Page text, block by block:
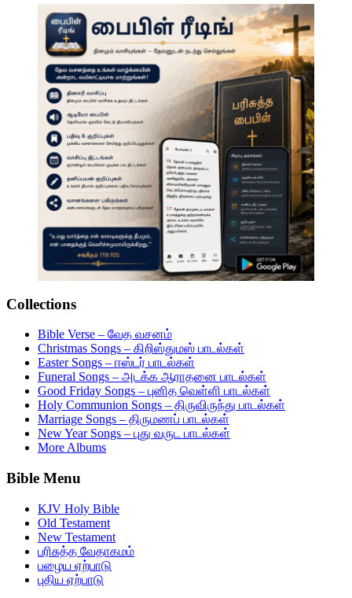
Collections
Bible Verse – வேத வசனம்
Christmas Songs – கிறிஸ்துமஸ் பாடல்கள்
Easter Songs – ஈஸ்டர் பாடல்கள்
Funeral Songs – அடக்க ஆராதனை பாடல்கள்
Good Friday Songs – புனித வெள்ளி பாடல்கள்
Holy Communion Songs – திருவிருந்து பாடல்கள்
Marriage Songs – திருமணப் பாடல்கள்
New Year Songs – புது வருட பாடல்கள்
More Albums
Bible Menu
KJV Holy Bible
Old Testament
New Testament
பரிசுத்த வேதாகமம்
பழைய ஏற்பாடு
புதிய ஏற்பாடு